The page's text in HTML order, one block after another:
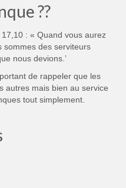
??
: « Quand vous aurez
sommes des serviteurs
nous devions.’
de rappeler que les
autres mais bien au service
tout simplement.